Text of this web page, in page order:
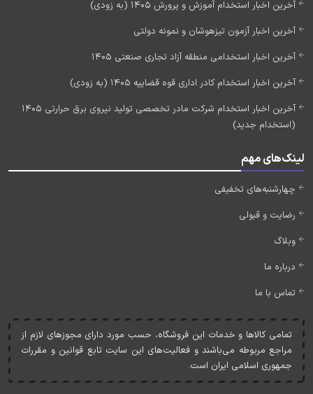
آخرین اخبار استخدام آموزش و پرورش 1405 (به زودی)
آخرین اخبار آزمون تیزهوشان و نمونه دولتی
آخرین اخبار استخدامی منطقه آزاد تجاری صنعتی 1405
آخرین اخبار استخدام کادر اداری قوه قضاییه 1405 (به زودی)
آخرین اخبار استخدام شرکت مادر تخصصی تولید نیروی برق حرارتی 1405
(استخدام جدید)
لینک‌های مهم
چهارشنبه‌های تخفیفی
رضایت و قبولی
وبلاگ
درباره ما
تماس با ما
تمامی کالاها و خدمات اين فروشگاه، حسب مورد دارای مجوزهای لازم از
مراجع مربوطه می‌باشند و فعاليت‌های اين سايت تابع قوانين و مقررات
جمهوری اسلامی ايران است.